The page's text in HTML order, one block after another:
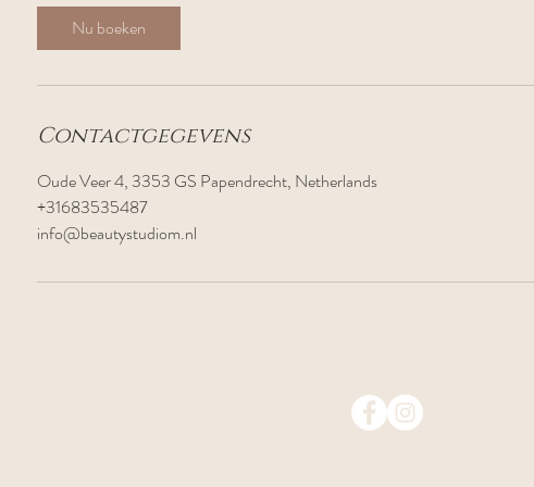
0
n
.
Nu boeken
Contactgegevens
Oude Veer 4, 3353 GS Papendrecht, Netherlands
+31683535487
info@beautystudiom.nl